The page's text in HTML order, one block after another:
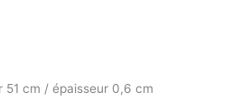
51 cm / épaisseur 0,6 cm